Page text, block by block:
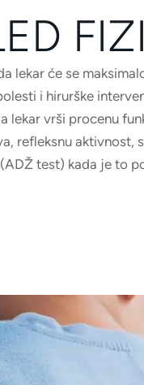
lekar će se
i hirurške
lekar vrši procenu
refleksnu aktivnost,
test) kada je to